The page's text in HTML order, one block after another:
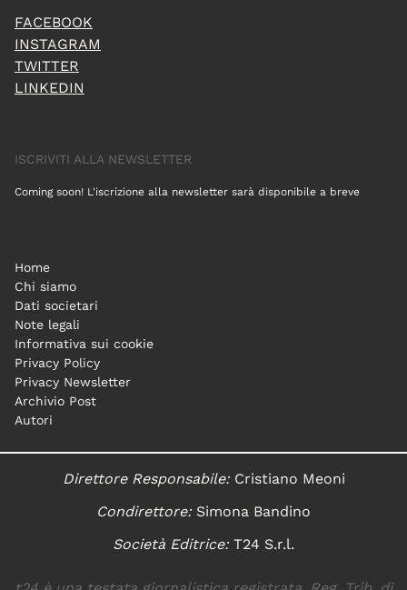
FACEBOOK
INSTAGRAM
TWITTER
LINKEDIN
ISCRIVITI ALLA NEWSLETTER
Coming soon! L'iscrizione alla newsletter sarà disponibile a breve
Home
Chi siamo
Dati societari
Note legali
Informativa sui cookie
Privacy Policy
Privacy Newsletter
Archivio Post
Autori
Direttore Responsabile:Cristiano Meoni
Condirettore:Simona Bandino
Società Editrice:T24 S.r.l.